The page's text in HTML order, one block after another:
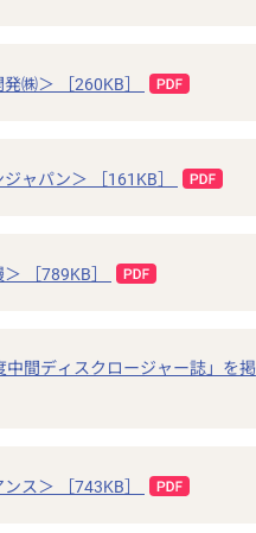
㈱＞ ［260KB］
ャパン＞ ［161KB］
［789KB］
間ディスクロージャー誌」を掲
ス＞ ［743KB］